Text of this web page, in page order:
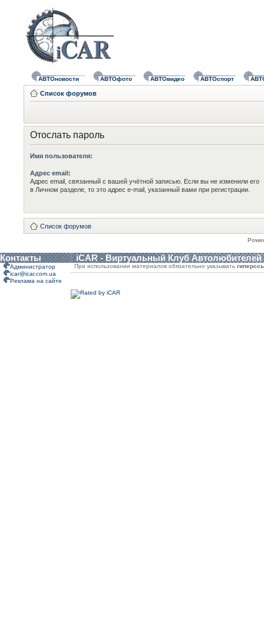
АВТОновости АВТОфото АВТОвидео АВТОспорт
Список форумов
Отослать пароль
Имя пользователя:
Адрес email:
Адрес email, связанный с вашей учётной записью. Если вы не изменили его
в Личном разделе, то это адрес e-mail, указанный вами при регистрации.
Список форумов
Контакты iCAR - Виртуальный Клуб Автолюбителей
Администратор
icar@icar.com.ua
Реклама на сайте
При использовании материалов обязательно указывать